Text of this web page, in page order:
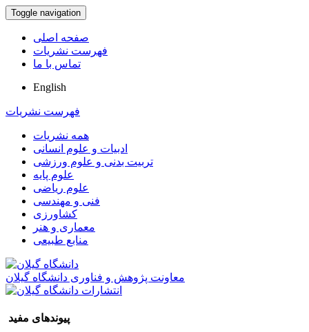
Toggle navigation
صفحه اصلی
فهرست نشریات
تماس با ما
English
فهرست نشریات
همه نشریات
ادبیات و علوم انسانی
تربیت بدنی و علوم ورزشی
علوم پایه
علوم ریاضی
فنی و مهندسی
کشاورزی
معماری و هنر
منابع طبیعی
معاونت پژوهش و فناوری دانشگاه گیلان
پیوندهای مفید